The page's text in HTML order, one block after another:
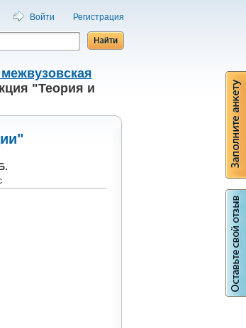
Войти Регистрация
"Теория и